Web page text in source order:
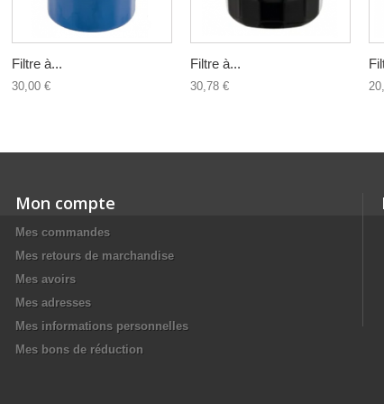
Filtre à...
30,00 €
Filtre à...
30,78 €
Mon compte
Mes commandes
Mes retours de marchandise
Mes avoirs
Mes adresses
Mes informations personnelles
Mes bons de réduction